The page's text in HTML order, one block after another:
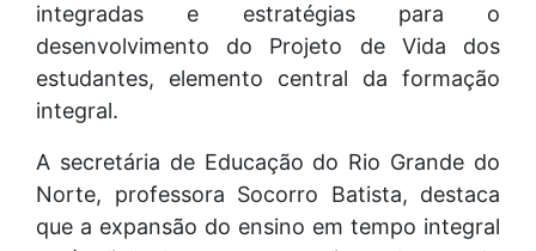
integradas e estratégias para o
desenvolvimento do Projeto de Vida dos
estudantes, elemento central da formação
integral.
A secretária de Educação do Rio Grande do
Norte, professora Socorro Batista, destaca
que a expansão do ensino em tempo integral